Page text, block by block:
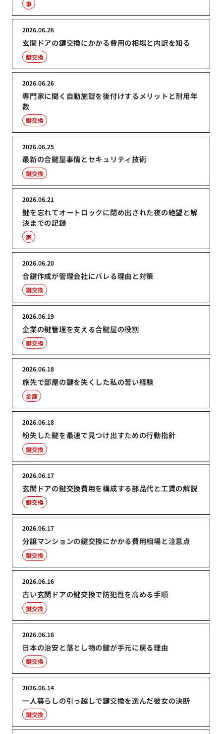
車
玄関ドアの鍵交換にかかる費用の相場と内訳を知る
2026.06.26
鍵交換
専門家に聞く自動施錠を後付けするメリットと耐用年
数
2026.06.26
鍵交換
最新の合鍵屋事情とセキュリティ技術
2026.06.25
鍵交換
鍵を忘れてオートロックに閉め出された夜の絶望と解
決までの記録
2026.06.21
家
合鍵作成が管理会社にバレる理由と対策
2026.06.20
鍵交換
企業の鍵管理を支える合鍵屋の役割
2026.06.19
鍵交換
旅先で部屋の鍵を失くした私の苦い経験
2026.06.18
金庫
紛失した鍵を最速で見つけ出すための行動指針
2026.06.18
鍵交換
玄関ドアの鍵交換費用を構成する部品代と工賃の解説
2026.06.17
鍵交換
分譲マンションの鍵交換にかかる費用相場と注意点
2026.06.17
鍵交換
古い玄関ドアの鍵交換で防犯性を高める手順
2026.06.16
鍵交換
日本の治安と落とし物の鍵が手元に戻る理由
2026.06.16
鍵交換
一人暮らしの引っ越しで鍵交換を選んだ彼女の決断
2026.06.14
鍵交換